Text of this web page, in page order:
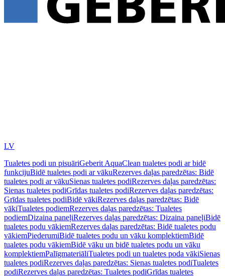
LV
Tualetes podi un pisuāriGeberit AquaClean tualetes podi ar bidē
funkcijuBidē tualetes podi ar vākuRezerves daļas paredzētas: Bidē
tualetes podi ar vākuSienas tualetes podiRezerves daļas paredzētas:
Sienas tualetes podiGrīdas tualetes podiRezerves daļas paredzētas:
Grīdas tualetes podiBidē vākiRezerves daļas paredzētas: Bidē
vākiTualetes podiemRezerves daļas paredzētas: Tualetes
podiemDizaina paneļiRezerves daļas paredzētas: Dizaina paneļiBidē
tualetes podu vākiemRezerves daļas paredzētas: Bidē tualetes podu
vākiemPiederumiBidē tualetes podu un vāku komplektiemBidē
tualetes podu vākiemBidē vāku un bidē tualetes podu un vāku
komplektiemPalīgmateriāliTualetes podi un tualetes poda vākiSienas
tualetes podiRezerves daļas paredzētas: Sienas tualetes podiTualetes
podiRezerves daļas paredzētas: Tualetes podiGrīdas tualetes